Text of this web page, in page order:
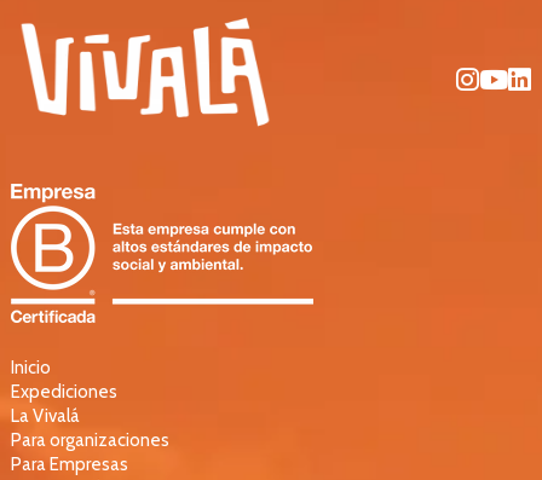
Inicio
Expediciones
La Vivalá
Para organizaciones
Para Empresas